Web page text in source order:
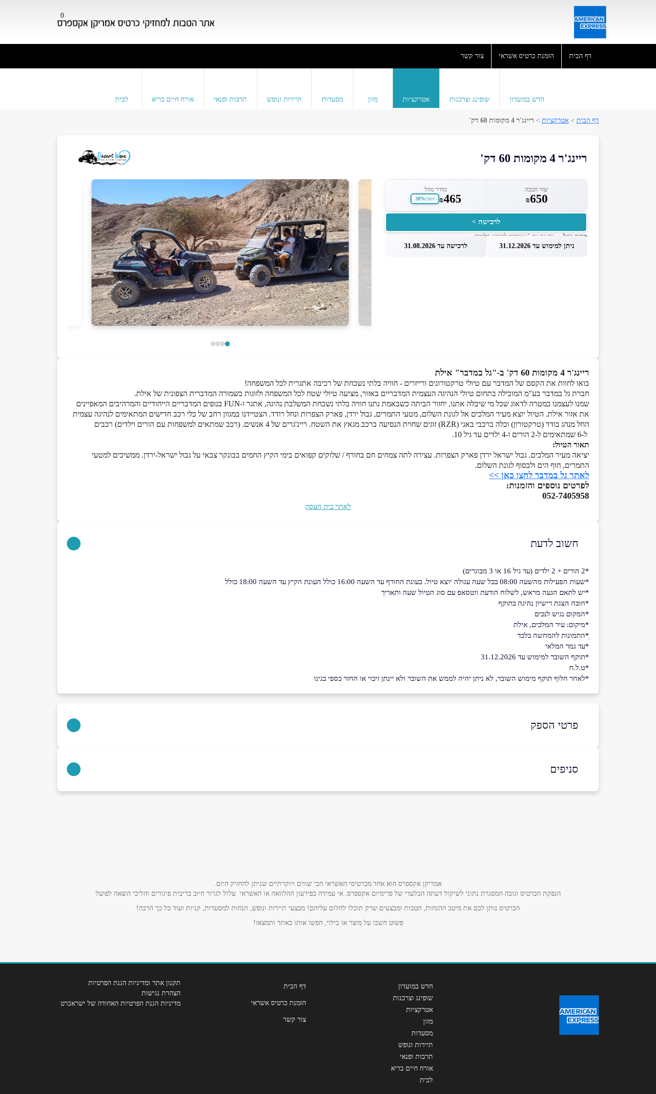
0
דף הבית הזמנת כרטיס אשראי צור קשר
חדש במועדון שופינג וצרכנות אטרקציות מזון מסעדות תיירות ונופש תרבות ופנאי אורח חיים בריא לבית
דף הבית > אטרקציות > ריינג'ר 4 מקומות 60 דק'
ריינג'ר 4 מקומות 60 דק'
שווי הטבה
₪650
מחיר מוזל
₪465 חסכת28%
לרכישה >
מחיר מוזל— זכאות עד 5 שוברים לחודש קלנדרי
ניתן למימוש עד 31.12.2026
לרכישה עד 31.08.2026
ריינג'ר 4 מקומות 60 דק' ב-"גל במדבר" אילת
בואו לחוות את הקסם של המדבר עם טיולי טרקטורונים ורייזרים - חוויה בלתי נשכחת של רכיבה אתגרית לכל המשפחה!
חברת גל במדבר בע"מ המובילה בתחום טיולי הנהיגה העצמית המדבריים באזור, מציעה טיולי שטח לכל המשפחה ולזוגות בשמורה המדברית הצפונית של אילת.
שמנו לעצמנו כמטרה לדאוג שכל מי שיבלה אתנו, יחזור הביתה כשבאמת נתנו חוויה בלתי נשכחת המשלבת נהיגה, אתגר ו-FUN בנופים המדבריים הייחודיים והמרהיבים המאפיינים
את אזור אילת. הטיול יוצא מעיר המלכים אל לגונת השלום, מטעי התמרים, גבול ירדן, פארק הצפרות ונחל רודד. הצטיידנו במגוון רחב של כלי רכב חדישים המתאימים לנהיגה עצמית
החל מנהג בודד (טרקטורון) וכלה ברכבי באגי (RZR) זוגים שחוית הנסיעה ברכב מגאץ את השטח. ריינ'גרים של 4 אנשים. (רכב שמתאים למשפחות עם הורים וילדים) רכבים
ל-6 שמתאימים ל-2 הורים ו-4 ילדים עד גיל 10.
תאור הטיול:
יציאה מעיר המלכים. גבול ישראל ירדן פארק הצפרות. עצירה לתה צמחים חם בחורף / שלוקים קפואים בימי הקיץ החמים בבונקר צבאי על גבול ישראל-ירדן. ממשיכים למטעי
התמרים, חוף הים ולבסוף לגונת השלום.
לאתר גל במדבר לחצו כאן >>
לפרטים נוספים והזמנות:
052-7405958
לאתר בית העסק
חשוב לדעת
*2 הורים + 2 ילדים (עד גיל 16 או 3 מבוגרים)
*שעות הפעילות מהשעה 08:00 בכל שעה עגולה יוצא טיול. בעונת החורף עד השעה 16:00 כולל העונת הקיץ עד השעה 18:00 כולל
*יש לתאם הגעה מראש, לשלוח הודעת ווטסאפ עם סוג הטיול שעה ותאריך
*חובה הצגת רישיון נהיגה בתוקף
​​​​​​​*המקום נגיש לנכים
*מיקום: עיר המלכים, אילת
ָ*התמונות להמחשה בלבד
*עד גמר המלאי
*תוקף השובר למימוש עד 31.12.2026
*ט.ל.ח
*לאחר חלוף תוקף מימוש השובר, לא ניתן יהיה לממש את השובר ולא יינתן זיכוי או החזר כספי בגינו
פרטי הספק
באתר
אנא חזרו אלי בקשר ל...
סניפים
אילת
אמריקן אקספרס הוא אחד מכרטיסי האשראי הכי שווים ויוקרתיים שניתן להחזיק היום.
הנפקת הכרטיס וגובה המסגרת נתוני לשיקול דעתה הבלעדי של פרימיום אקספרס. אי עמידה בפירעון ההלוואה או האשראי עלול לגרור חיוב בריבית פיגורים והליכי הוצאה לפועל
הכרטיס נותן לכם את מיטב ההנחות, הטבות ומבצעים שרק תוכלו לחלום עליהם! מבצעי תיירות ונופש, הנחות למסעדות, קניות ועוד כל כך הרבה!
פשוט חשבו על מוצר או בילוי, חפשו אותו באתר ותמצאו!
חדש במועדון
שופינג וצרכנות
אטרקציות
מזון
מסעדות
תיירות ונופש
תרבות ופנאי
אורח חיים בריא
לבית
דף הבית
הזמנת כרטיס אשראי
צור קשר
תקנון אתר ומדיניות הגנת הפרטיות
הצהרת נגישות
מדיניות הגנת הפרטיות האחודה של ישראכרט